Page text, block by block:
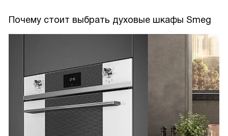
Почему стоит выбрать духовые шкафы Smeg